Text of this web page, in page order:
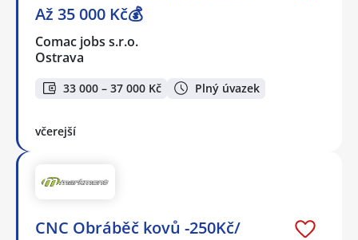
Až 35 000 Kč💰
Comac jobs s.r.o.
Ostrava
33 000 – 37 000 Kč Plný úvazek
včerejší
CNC Obráběč kovů -250Kč/